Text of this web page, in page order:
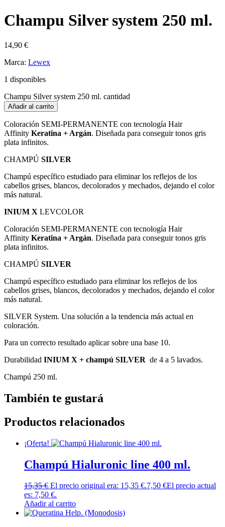
Champu Silver system 250 ml.
14,90 €
Marca: Lewex
1 disponibles
Champu Silver system 250 ml. cantidad
Añadir al carrito
Coloración SEMI-PERMANENTE con tecnología Hair
Affinity Keratina + Argán. Diseñada para conseguir tonos gris
plata infinitos.
CHAMPÚ SILVER
Champú específico estudiado para eliminar los reflejos de los
cabellos grises, blancos, decolorados y mechados, dejando el color
más natural.
INIUM X LEVCOLOR
Coloración SEMI-PERMANENTE con tecnología Hair
Affinity Keratina + Argán. Diseñada para conseguir tonos gris
plata infinitos.
CHAMPÚ SILVER
Champú específico estudiado para eliminar los reflejos de los
cabellos grises, blancos, decolorados y mechados, dejando el color
más natural.
SILVER System. Una solución a la tendencia más actual en
coloración.
Para un correcto resultado aplicar sobre una base 10.
Durabilidad INIUM X + champú SILVER de 4 a 5 lavados.
Champú 250 ml.
También te gustará
Productos relacionados
¡Oferta!
Champú Hialuronic line 400 ml.
15,35€ El precio original era: 15,35 €.7,50 €El precio actual
es: 7,50 €.
Añadir al carrito